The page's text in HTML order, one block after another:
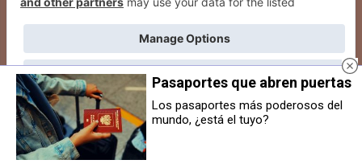
Lanzan convocatoria para elegir
lanzador del txupinazo de las
fiestas de Sarriguren 2025
El Valle de Egüés elabora una
Pasaportes que abren puertas
Los pasaportes más poderosos del
mundo, ¿está el tuyo?